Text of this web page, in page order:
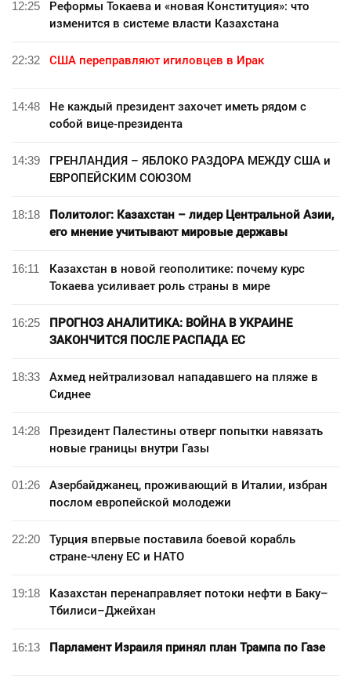
12:25
Реформы Токаева и «новая Конституция»: что
изменится в системе власти Казахстана
22:32 США переправляют игиловцев в Ирак
14:48
Не каждый президент захочет иметь рядом с
собой вице-президента
14:39
ГРЕНЛАНДИЯ – ЯБЛОКО РАЗДОРА МЕЖДУ США и
ЕВРОПЕЙСКИМ СОЮЗОМ
18:18
Политолог: Казахстан – лидер Центральной Азии,
его мнение учитывают мировые державы
16:11
Казахстан в новой геополитике: почему курс
Токаева усиливает роль страны в мире
16:25
ПРОГНОЗ АНАЛИТИКА: ВОЙНА В УКРАИНЕ
ЗАКОНЧИТСЯ ПОСЛЕ РАСПАДА ЕС
18:33
Ахмед нейтрализовал нападавшего на пляже в
Сиднее
14:28
Президент Палестины отверг попытки навязать
новые границы внутри Газы
01:26
Азербайджанец, проживающий в Италии, избран
послом европейской молодежи
22:20
Турция впервые поставила боевой корабль
стране-члену ЕС и НАТО
19:18
Казахстан перенаправляет потоки нефти в Баку–
Тбилиси–Джейхан
16:13 Парламент Израиля принял план Трампа по Газе